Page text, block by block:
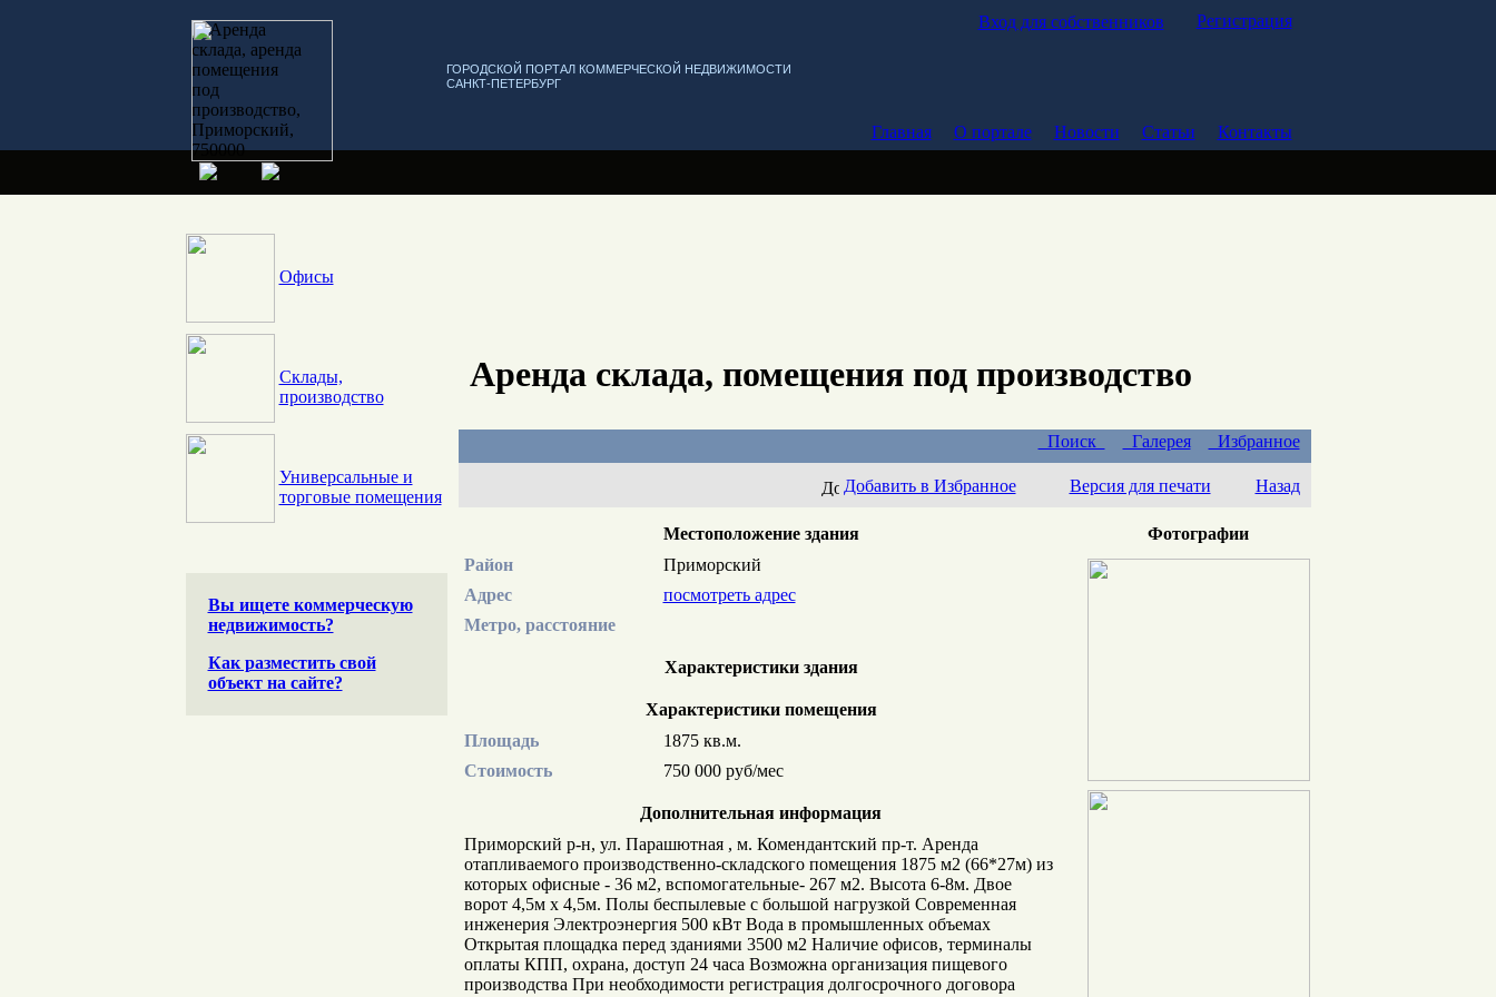
Вход для собственников Регистрация
ГОРОДСКОЙ ПОРТАЛ КОММЕРЧЕСКОЙ НЕДВИЖИМОСТИ
САНКТ-ПЕТЕРБУРГ
Главная О портале Новости Статьи Контакты
Офисы
Склады,
производство
Универсальные и
торговые помещения
Вы ищете коммерческую
недвижимость?
Как разместить свой
объект на сайте?
Аренда склада, помещения под производство
Поиск Галерея Избранное
Добавить в Избранное Версия для печати Назад
Местоположение здания
Район
Приморский
Адрес
посмотреть адрес
Метро, расстояние
Характеристики здания
Характеристики помещения
Площадь
1875 кв.м.
Стоимость
750 000 руб/мес
Дополнительная информация
Приморский р-н, ул. Парашютная , м. Комендантский пр-т. Аренда
отапливаемого производственно-складского помещения 1875 м2 (66*27м) из
которых офисные - 36 м2, вспомогательные- 267 м2. Высота 6-8м. Двое
ворот 4,5м х 4,5м. Полы беспылевые с большой нагрузкой Современная
инженерия Электроэнергия 500 кВт Вода в промышленных объемах
Открытая площадка перед зданиями 3500 м2 Наличие офисов, терминалы
оплаты КПП, охрана, доступ 24 часа Возможна организация пищевого
производства При необходимости регистрация долгосрочного договора
Фотографии